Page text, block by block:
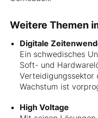
Weitere Themen
Digitale
Ein schwedisches
Soft- und
Verteidigungssektor
Wachstum ist
High Voltage